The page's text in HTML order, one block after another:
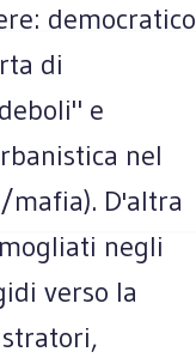
democratico
di
e
nel
D'altra
negli
verso la